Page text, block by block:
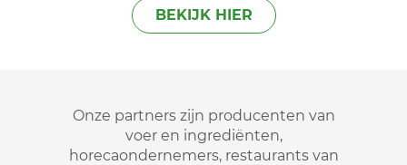
BEKIJK HIER
Onze partners zijn producenten van
voer en ingrediënten,
horecaondernemers, restaurants van